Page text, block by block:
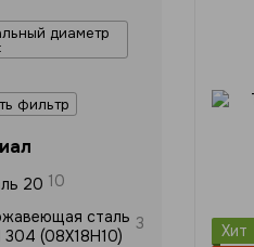
Хит
диаметр
фильтр
20 10
сталь
304 (08Х18Н10)
3